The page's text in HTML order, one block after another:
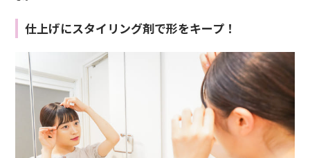
仕上げにスタイリング剤で形をキープ！